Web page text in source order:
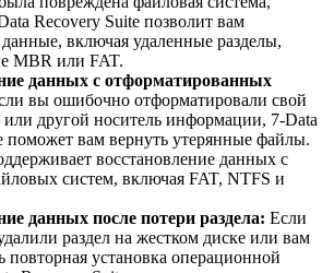
Recovery Suite позволит вам
данные, включая удаленные разделы,
MBR или FAT.
данных с отформатированных
вы ошибочно отформатировали свой
другой носитель информации, 7-Data
поможет вам вернуть утерянные файлы.
восстановление данных с
систем, включая FAT, NTFS и
данных после потери раздела: Если
раздел на жестком диске или вам
повторная установка операционной